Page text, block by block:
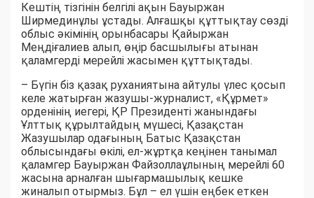
Кештің тізгінін белгілі ақын Бауыржан
Ширмединұлы ұстады. Алғашқы құттықтау сөзді
облыс әкімінің орынбасары Қайыржан
Меңдіғалиев алып, өңір басшылығы атынан
қаламгерді мерейлі жасымен құттықтады.
– Бүгін біз қазақ руханиятына айтулы үлес қосып
келе жатырған жазушы-журналист, «Құрмет»
орденінің иегері, ҚР Президенті жанындағы
Ұлттық құрылтайдың мүшесі, Қазақстан
Жазушылар одағының Батыс Қазақстан
облысындағы өкілі, ел-жұртқа кеңінен танымал
қаламгер Бауыржан Файзоллаұлының мерейлі 60
жасына арналған шығармашылық кешке
жиналып отырмыз. Бұл – ел үшін еңбек еткен